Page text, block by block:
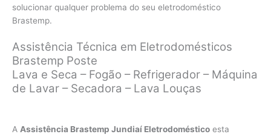
solucionar qualquer problema do seu eletrodoméstico
Brastemp.
Assistência Técnica em Eletrodomésticos
Brastemp Poste
Lava e Seca – Fogão – Refrigerador – Máquina
de Lavar – Secadora – Lava Louças
A Assistência Brastemp Jundiaí Eletrodoméstico esta